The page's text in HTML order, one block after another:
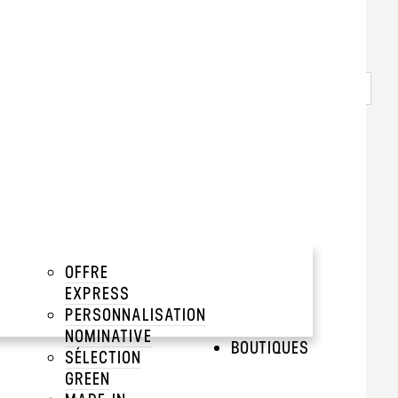
OFFRE
EXPRESS
PERSONNALISATION
NOMINATIVE
SÉLECTION
GREEN
BOUTIQUES
add
TARIFS DÉGRESSIFS add
TARIFS DÉGRESSIFS MARQUAGES